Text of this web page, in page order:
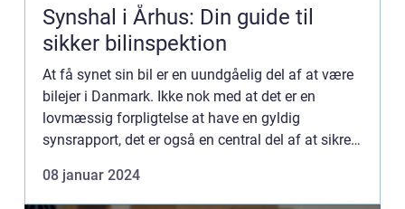
Synshal i Århus: Din guide til
sikker bilinspektion
At få synet sin bil er en uundgåelig del af at være
bilejer i Danmark. Ikke nok med at det er en
lovmæssig forpligtelse at have en gyldig
synsrapport, det er også en central del af at sikre,
08 januar 2024